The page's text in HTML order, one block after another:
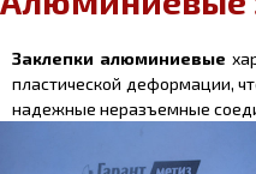
Заклепки алюминиевые
пластической деформации,
надежные неразъемные